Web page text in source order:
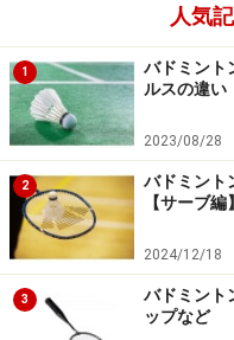
ラケットに記載されて
英数字の記号。後半の
います。グリップとは
で、この記号はその太
この数字は大きくなる
表しています。
主に「4」「5」「6」の
中から自分の手の大き
人気
1
バドミント
ルスの違い
2023/08/28
2
バドミント
【サーブ編】
2024/12/18
3
バドミント
ップなど